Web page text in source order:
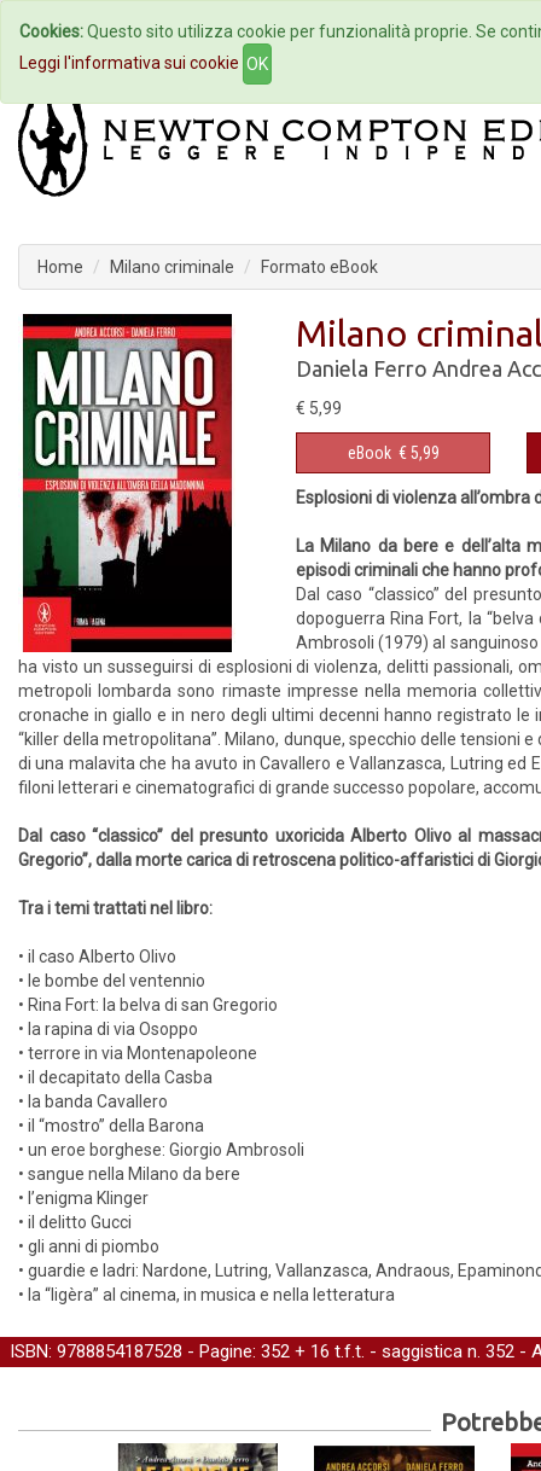
Home Autori Eventi
Home Milano criminale Formato eBook
Milano
Daniela Ferro Andrea
€ 5,99
eBook € 5,99
Esplosioni di violenza all’ombra
La Milano da bere e dell’alta
episodi criminali che hanno
Dal caso “classico” del
dopoguerra Rina Fort, la
Ambrosoli (1979) al
ha visto un susseguirsi di esplosioni di violenza, delitti passionali,
metropoli lombarda sono rimaste impresse nella memoria
cronache in giallo e in nero degli ultimi decenni hanno registrato le
“killer della metropolitana”. Milano, dunque, specchio delle tensioni
di una malavita che ha avuto in Cavallero e Vallanzasca, Lutring
filoni letterari e cinematografici di grande successo popolare,
Dal caso “classico” del presunto uxoricida Alberto Olivo al
Gregorio”, dalla morte carica di retroscena politico-affaristici di
Tra i temi trattati nel libro:
• il caso Alberto Olivo
• le bombe del ventennio
• Rina Fort: la belva di san Gregorio
• la rapina di via Osoppo
• terrore in via Montenapoleone
• il decapitato della Casba
• la banda Cavallero
• il “mostro” della Barona
• un eroe borghese: Giorgio Ambrosoli
• sangue nella Milano da bere
• l’enigma Klinger
• il delitto Gucci
• gli anni di piombo
• guardie e ladri: Nardone, Lutring, Vallanzasca, Andraous,
• la “ligèra” al cinema, in musica e nella letteratura
ISBN: 9788854187528 - Pagine: 352 + 16 t.f.t. - saggistica n. 352 -
Cookies:Questo sito utilizza cookie per funzionalità proprie. Se
Leggi l'informativa sui cookie OK